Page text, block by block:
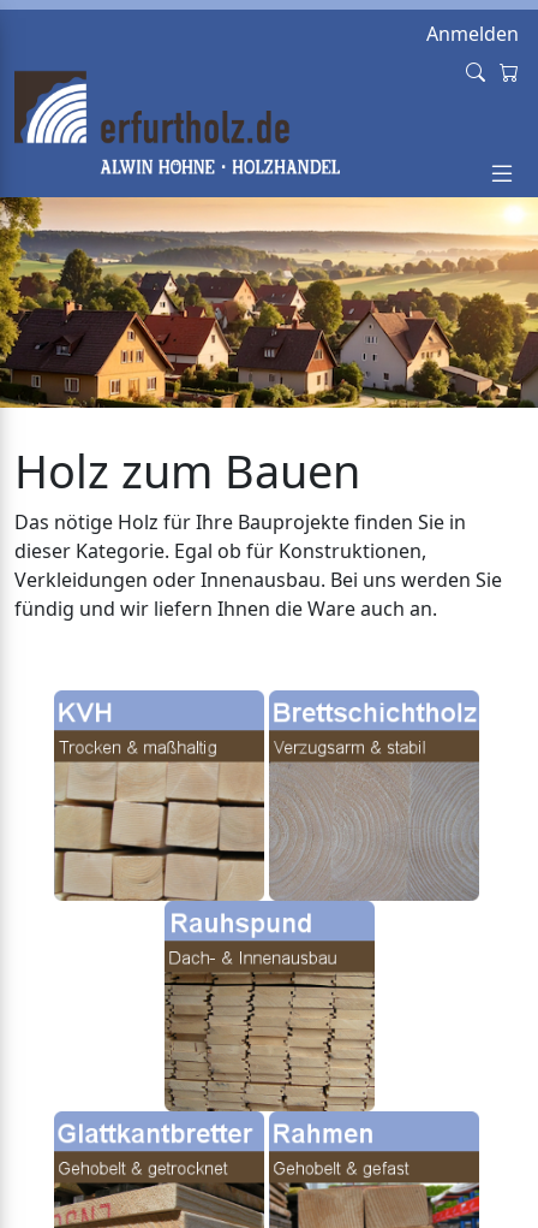
Anmelden
Holz zum Bauen
Das nötige Holz für Ihre Bauprojekte finden Sie in
dieser Kategorie. Egal ob für Konstruktionen,
Verkleidungen oder Innenausbau. Bei uns werden Sie
fündig und wir liefern Ihnen die Ware auch an.